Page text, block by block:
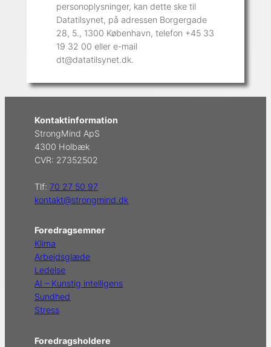
personoplysninger, kan dette ske til
Datatilsynet, på adressen Borgergade
28, 5., 1300 København, telefon +45 33
19 32 00 eller e-mail
dt@datatilsynet.dk.
Kontaktinformation
StrongMind ApS
4300 Holbæk
CVR: 27352502
Tlf: 70 27 50 97
kontakt@strongmind.dk
Foredragsemner
Klima
Arbejdsglæde
Ledelse
AI – Kunstig intelligens
Sundhed
Stress
Foredragsholdere